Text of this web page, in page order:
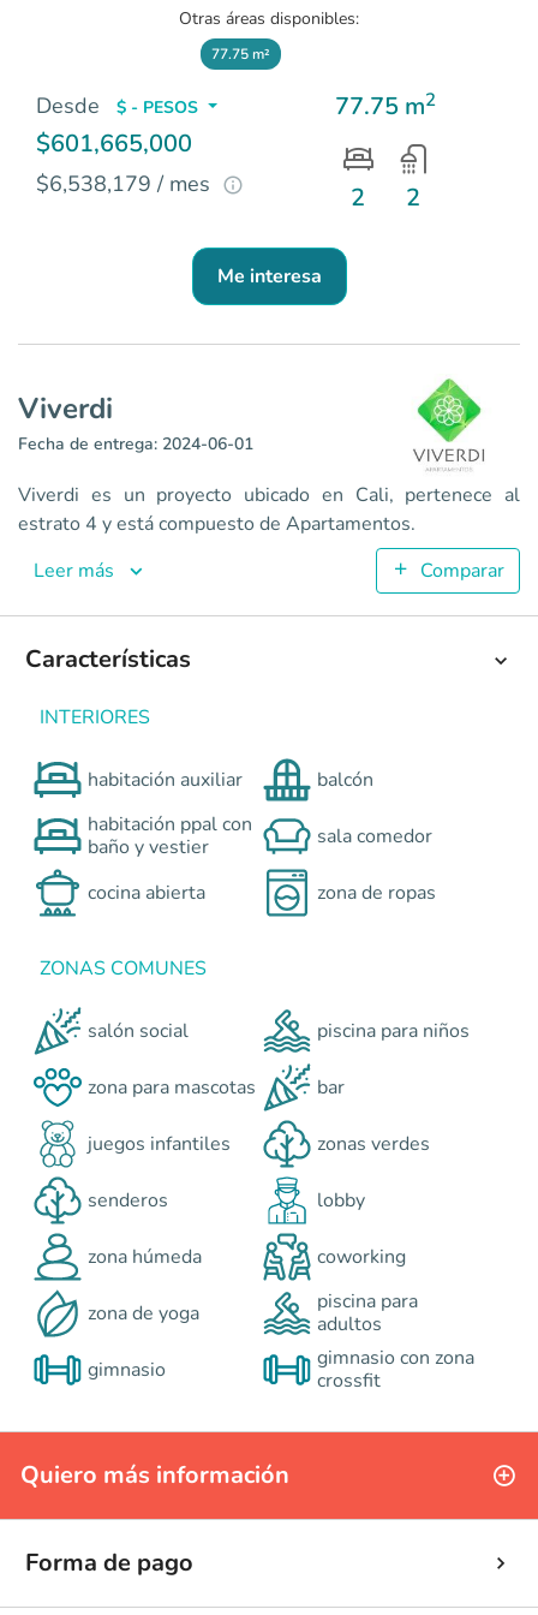
Apartamentos en Cali - San Fernando <p>Rodeado de
2
ColombiaCali
Otras áreas disponibles:
77.75 m²
Desde $ - PESOS
$601,665,000
$6,538,179 / mes
77.75 m2
2 2
Me interesa
Viverdi
Fecha de entrega: 2024-06-01
Viverdi es un proyecto ubicado en Cali, pertenece al
estrato 4 y está compuesto de Apartamentos.
Leer más
Comparar
Características
INTERIORES
habitación auxiliar
balcón
habitación ppal con
baño y vestier
sala comedor
cocina abierta zona de ropas
ZONAS COMUNES
salón social piscina para niños
zona para mascotas bar
juegos infantiles zonas verdes
senderos lobby
zona húmeda coworking
zona de yoga
piscina para
adultos
gimnasio
gimnasio con zona
crossfit
Quiero más información
Forma de pago